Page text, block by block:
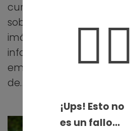
curar contenidos,
sobre todo
imágenes,
infografías, etc. Sin
embargo, no solo
de…
🤦‍♀️
¡Ups! Esto no
es un fallo…